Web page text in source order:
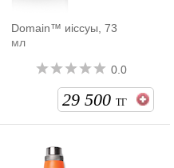
Domain™ иіссуы, 73
мл
0.0
29 500 ТГ